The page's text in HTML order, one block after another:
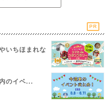
PR
いちほまれな
のイベ...